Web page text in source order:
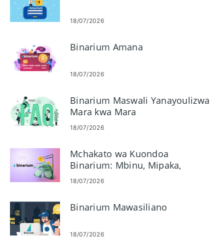
18/07/2026
Binarium Amana
18/07/2026
Binarium Maswali Yanayoulizwa
Mara kwa Mara
18/07/2026
Mchakato wa Kuondoa
Binarium: Mbinu, Mipaka,
Nyakati za Malipo
18/07/2026
Binarium Mawasiliano
18/07/2026